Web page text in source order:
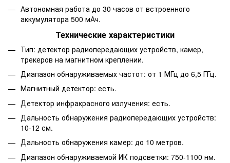
Автономная работа до 30 часов от встроенного
аккумулятора 500 мАч.
Технические характеристики
Тип: детектор радиопередающих устройств, камер,
трекеров на магнитном креплении.
Диапазон обнаруживаемых частот: от 1 МГц до 6,5 ГГц.
Магнитный детектор: есть.
Детектор инфракрасного излучения: есть.
Дальность обнаружения радиопередающих устройств:
10-12 см.
Дальность обнаружения камер: до 10 метров.
Диапазон обнаруживаемой ИК подсветки: 750-1100 нм.